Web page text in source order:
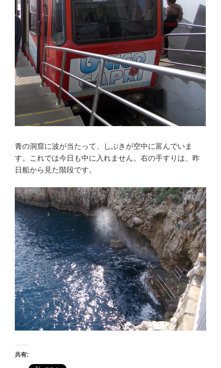
青の洞窟に波が当たって、しぶきが空中に富んでいま
す。これでは今日も中に入れません。右の手すりは、昨
日船から見た階段です。
共有: